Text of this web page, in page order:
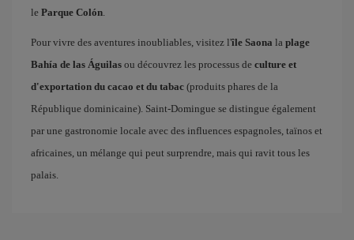
le Parque Colón
Pour vivre des aventures inoubliables, visitez l'île Saona la plage
Bahía de las Águilas ou découvrez les processus de culture et
d'exportation du cacao et du tabac (produits phares de la
République dominicaine). Saint-Domingue se distingue également
par une gastronomie locale avec des influences espagnoles, taïnos et
africaines, un mélange qui peut surprendre, mais qui ravit tous les
palais.